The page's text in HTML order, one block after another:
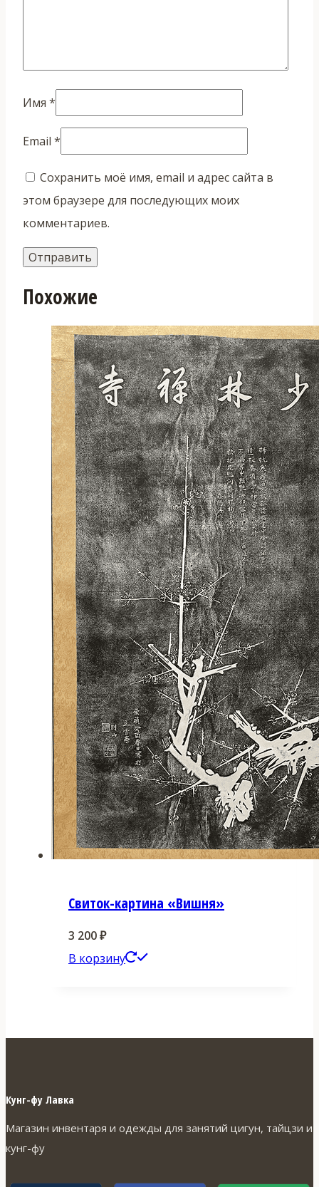
Имя *
Email *
Сохранить моё имя, email и адрес сайта в
этом браузере для последующих моих
комментариев.
Похожие
Свиток-картина «Вишня»
3 200₽
В корзину
Кунг-фу Лавка
Магазин инвентаря и одежды для занятий цигун, тайцзи и
кунг-фу